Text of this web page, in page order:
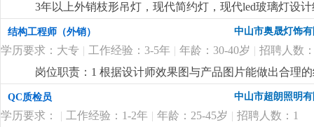
3年以上外销枝形吊灯，现代简约灯，现代led玻璃灯设
上产品的色彩以及材料运用拥有独特理解和较深认识。
能熟练运用autocad，adobephotos，3dsma等软件，自
薪+高提成，欢迎有相关经验的有志之士加入！！！此
结构工程师（外销） 中山市奥晟灯饰
学历要求：大专 | 工作经验：3-5年 | 年龄：30-40岁 | 招聘人数
岗位职责：1 根据设计师效果图与产品图片能做出合理
工生产零件图纸并全程跟踪样品进度3 根据打样资料的
软件(autocad)和三维建模软（solidworks或pro/engineer
有一定的创作思维能力，懂得微改，熟悉led光源应用
QC质检员 中山市超朗照明
学历要求： | 工作经验：1-2年 | 年龄：25-45岁 | 招聘人数：1